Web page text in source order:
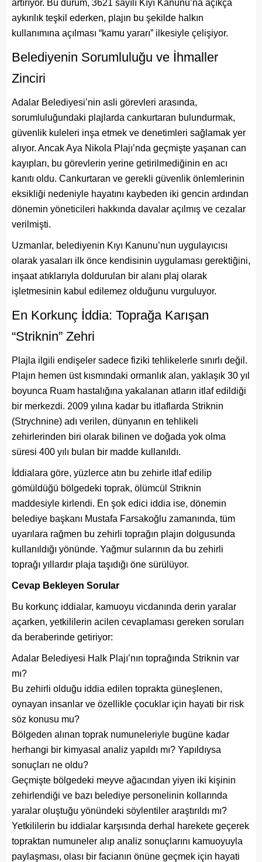
artırıyor. Bu durum, 3621 sayılı Kıyı Kanunu’na açıkça
aykırılık teşkil ederken, plajın bu şekilde halkın
kullanımına açılması “kamu yararı” ilkesiyle çelişiyor.
Belediyenin Sorumluluğu ve İhmaller
Zinciri
Adalar Belediyesi’nin asli görevleri arasında,
sorumluluğundaki plajlarda cankurtaran bulundurmak,
güvenlik kuleleri inşa etmek ve denetimleri sağlamak yer
alıyor. Ancak Aya Nikola Plajı’nda geçmişte yaşanan can
kayıpları, bu görevlerin yerine getirilmediğinin en acı
kanıtı oldu. Cankurtaran ve gerekli güvenlik önlemlerinin
eksikliği nedeniyle hayatını kaybeden iki gencin ardından
dönemin yöneticileri hakkında davalar açılmış ve cezalar
verilmişti.
Uzmanlar, belediyenin Kıyı Kanunu’nun uygulayıcısı
olarak yasaları ilk önce kendisinin uygulaması gerektiğini,
inşaat atıklarıyla doldurulan bir alanı plaj olarak
işletmesinin kabul edilemez olduğunu vurguluyor.
En Korkunç İddia: Toprağa Karışan
“Striknin” Zehri
Plajla ilgili endişeler sadece fiziki tehlikelerle sınırlı değil.
Plajın hemen üst kısmındaki ormanlık alan, yaklaşık 30 yıl
boyunca Ruam hastalığına yakalanan atların itlaf edildiği
bir merkezdi. 2009 yılına kadar bu itlaflarda Striknin
(Strychnine) adı verilen, dünyanın en tehlikeli
zehirlerinden biri olarak bilinen ve doğada yok olma
süresi 400 yılı bulan bir madde kullanıldı.
İddialara göre, yüzlerce atın bu zehirle itlaf edilip
gömüldüğü bölgedeki toprak, ölümcül Striknin
maddesiyle kirlendi. En şok edici iddia ise, dönemin
belediye başkanı Mustafa Farsakoğlu zamanında, tüm
uyarılara rağmen bu zehirli toprağın plajın dolgusunda
kullanıldığı yönünde. Yağmur sularının da bu zehirli
toprağı yıllardır plaja taşıdığı öne sürülüyor.
Cevap Bekleyen Sorular
Bu korkunç iddialar, kamuoyu vicdanında derin yaralar
açarken, yetkililerin acilen cevaplaması gereken soruları
da beraberinde getiriyor:
Adalar Belediyesi Halk Plajı’nın toprağında Striknin var
mı?
Bu zehirli olduğu iddia edilen toprakta güneşlenen,
oynayan insanlar ve özellikle çocuklar için hayati bir risk
söz konusu mu?
Bölgeden alınan toprak numuneleriyle bugüne kadar
herhangi bir kimyasal analiz yapıldı mı? Yapıldıysa
sonuçları ne oldu?
Geçmişte bölgedeki meyve ağacından yiyen iki kişinin
zehirlendiği ve bazı belediye personelinin kollarında
yaralar oluştuğu yönündeki söylentiler araştırıldı mı?
Yetkililerin bu iddialar karşısında derhal harekete geçerek
topraktan numuneler alıp analiz sonuçlarını kamuoyuyla
paylaşması, olası bir facianın önüne geçmek için hayati